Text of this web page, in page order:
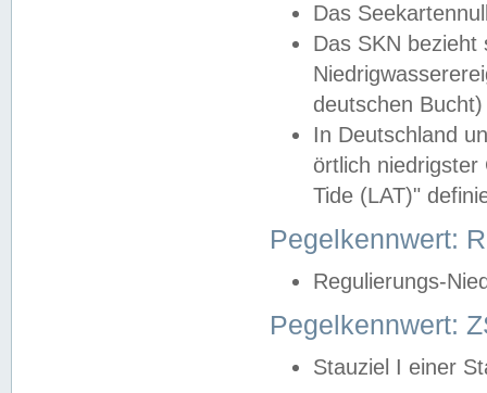
Das
Das SKN
deutschen
In Deutschland
örtlich
Tide (LAT)"
Pegelkennwert:
Regulierungs-
Pegelkennwert:
Stauziel I einer